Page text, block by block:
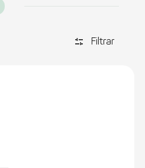
discover_tune Filtrar